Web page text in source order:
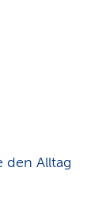
den Alltag